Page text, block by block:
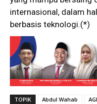
internasional, dalam
berbasis teknologi.(*)
TOPIK Abdul Wahab